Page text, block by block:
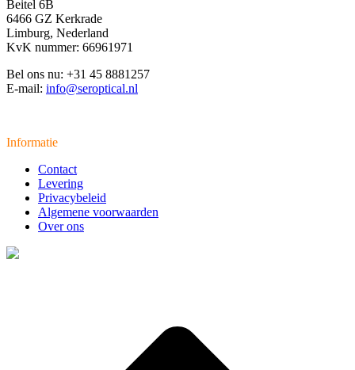
Beitel 6B
6466 GZ Kerkrade
Limburg, Nederland
KvK nummer: 66961971
Bel ons nu: +31 45 8881257
E-mail: info@seroptical.nl
Informatie
Contact
Levering
Privacybeleid
Algemene voorwaarden
Over ons